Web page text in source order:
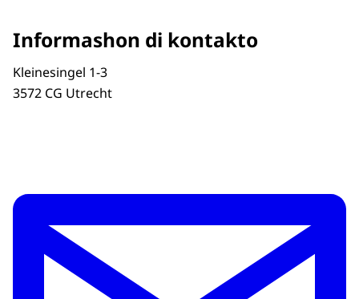
Informashon di kontakto
Kleinesingel 1-3
3572 CG Utrecht